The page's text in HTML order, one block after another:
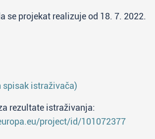
se projekat realizuje od 18. 7. 2022.
spisak istraživača)
rezultate istraživanja:
project/id/101072377